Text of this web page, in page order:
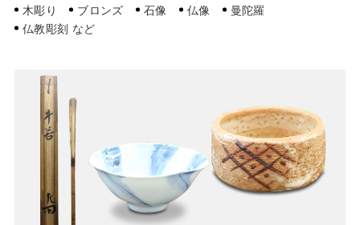
木彫り ブロンズ 石像 仏像
曼陀羅
仏教彫刻